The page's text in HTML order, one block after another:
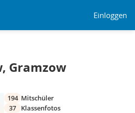
Einloggen
Gramzow
194 Mitschüler
37
Klassenfotos